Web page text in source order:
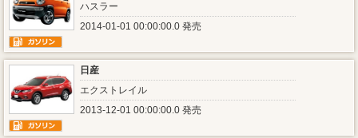
ハスラー
2014-01-01 00:00:00.0 発売
日産
エクストレイル
2013-12-01 00:00:00.0 発売